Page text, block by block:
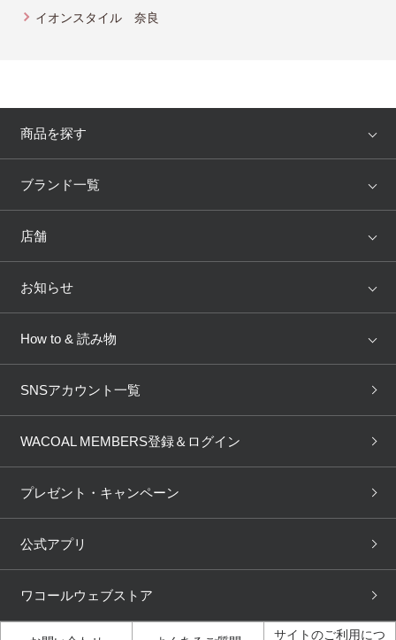
イオンスタイル 奈良
商品を探す
アイテム
トピックス
ブランド一覧
WACOAL
AMPHI une nana cool
OUR WACOAL
WACOAL Remamma Mens Innerwear
Licensed Brands
店舗
店舗を探す
ブラ無料診断
3Dボディスキャン
お知らせ
新着情報
商品回収
ニュース＆トピックス
How to & 読み物
下着の基礎知識
ブラパン ワコールスタイル
大人の工場見学inベトナム
人間科学研究開発センター見
学
ガイド（マンガ）
SNSアカウント一覧
WACOAL MEMBERS登録＆ログイン
プレゼント・キャンペーン
公式アプリ
ワコールウェブストア
サイトのご利用につ